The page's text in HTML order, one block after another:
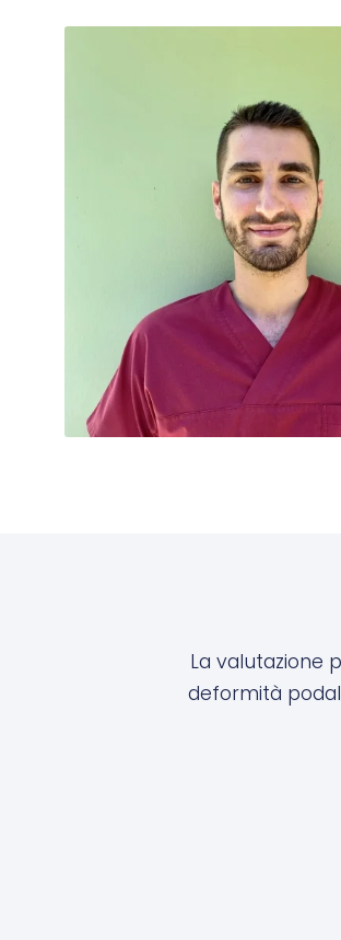
La valutazione
deformità